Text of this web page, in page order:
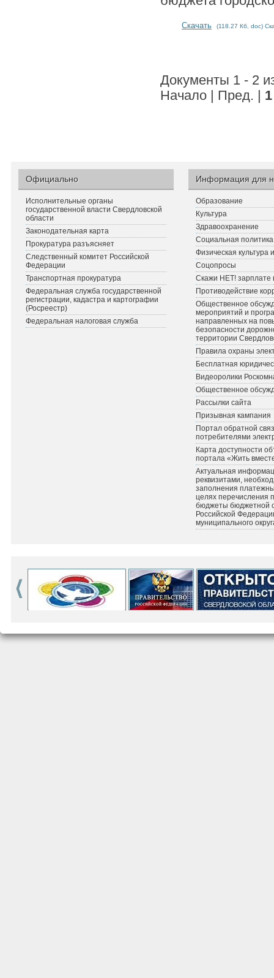
Скачать (118.27 Кб, doc)
Документы 1 - 2
Начало | Пред. | 1
Официально
Исполнительные органы
государственной власти Свердловской
области
Законодательная карта
Прокуратура разъясняет
Следственный комитет Российской
Федерации
Транспортная прокуратура
Федеральная служба государственной
регистрации, кадастра и картографии
(Росреестр)
Федеральная налоговая служба
Информация для
Образование
Культура
Здравоохранение
Социальная политика
Физическая культура
Соцопросы
Скажи НЕТ! зарплате
Противодействие
Общественное
мероприятий и
направленных на
безопасности
территории
Правила охраны
Бесплатная
Видеоролики
Общественное
Рассылки сайта
Призывная кампания
Портал обратной
потребителями
Карта доступности
портала «Жить
Актуальная
реквизитами,
заполнения
целях перечисления
бюджеты бюджетной
Российской
муниципального